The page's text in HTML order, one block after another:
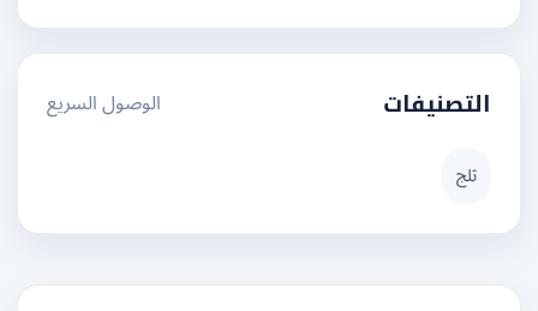
التصنيفات الوصول السريع